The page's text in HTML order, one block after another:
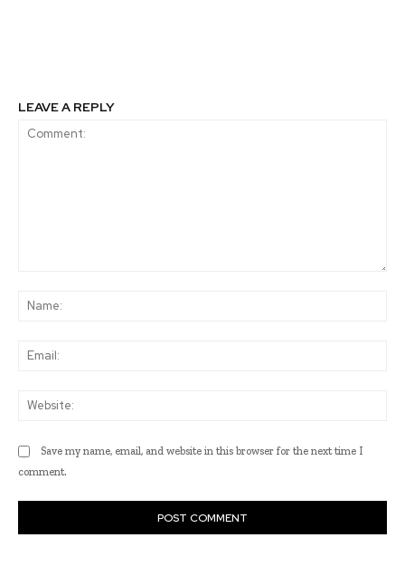
LEAVE A REPLY
Save my name, email, and website in this browser for the next time I
comment.